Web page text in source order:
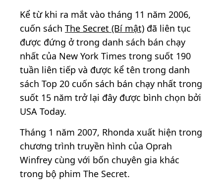
Kể từ khi ra mắt vào tháng 11 năm 2006,
cuốn sách The Secret (Bí mật) đã liên tục
được đứng ở trong danh sách bán chạy
nhất của New York Times trong suốt 190
tuần liên tiếp và được kể tên trong danh
sách Top 20 cuốn sách bán chạy nhất trong
suốt 15 năm trở lại đây được bình chọn bởi
USA Today.
Tháng 1 năm 2007, Rhonda xuất hiện trong
chương trình truyền hình của Oprah
Winfrey cùng với bốn chuyên gia khác
trong bộ phim The Secret.